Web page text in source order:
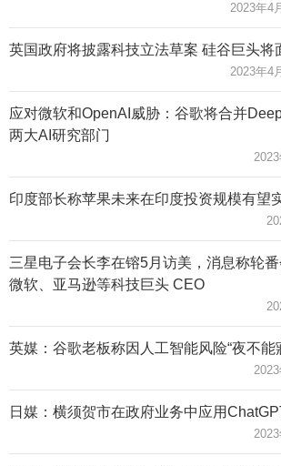
2023年4
英国政府将披露科技立法草案 硅谷巨头将
2023年4
应对微软和OpenAI威胁：谷歌将合并
两大AI研究部门
印度部长称苹果未来在印度投资规模有望
三星电子会长李在镕5月访美，消息称轮番
微软、亚马逊等科技巨头 CEO
英媒：谷歌老板称因人工智能风险“夜不能
日媒：横须贺市在政府业务中应用